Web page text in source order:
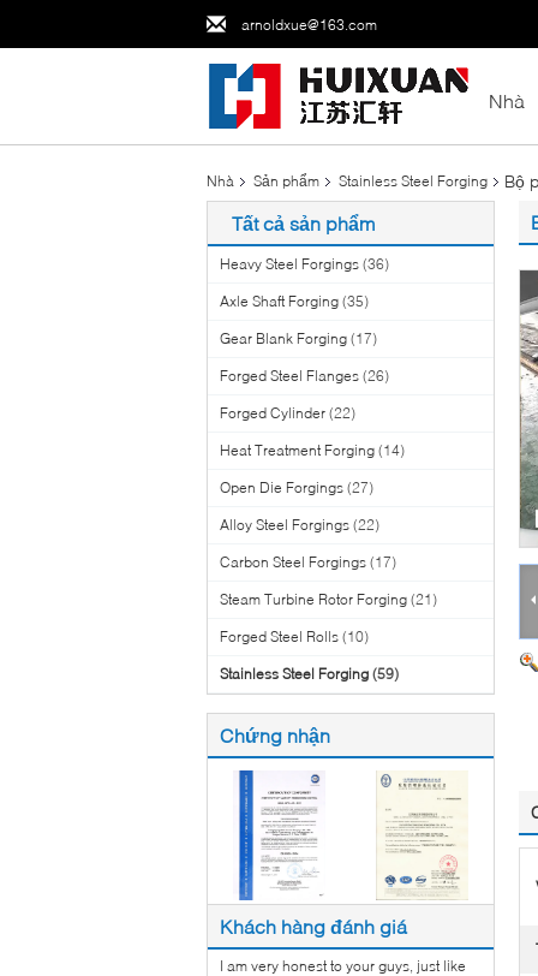
arnoldxue@163.com
Nhà
Nhà Sản phẩm Stainless Steel Forging Bộ
Tất cả sản phẩm
Heavy Steel Forgings (36)
Axle Shaft Forging (35)
Gear Blank Forging (17)
Forged Steel Flanges (26)
Forged Cylinder (22)
Heat Treatment Forging (14)
Open Die Forgings (27)
Alloy Steel Forgings (22)
Carbon Steel Forgings (17)
Steam Turbine Rotor Forging (21)
Forged Steel Rolls (10)
Stainless Steel Forging (59)
Chứng nhận
Khách hàng đánh giá
I am very honest to your guys, just like